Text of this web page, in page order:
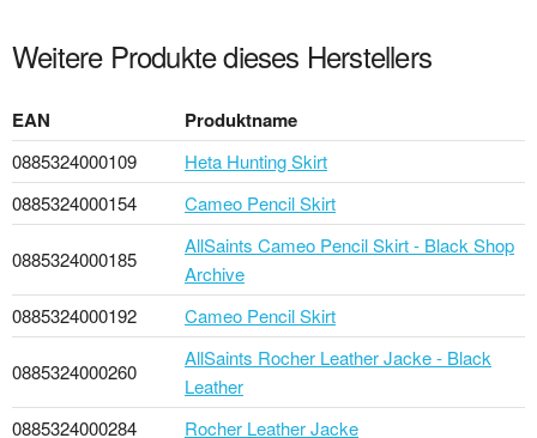
Weitere Produkte dieses Herstellers
EAN Produktname
0885324000109
Heta Hunting Skirt
0885324000154
Cameo Pencil Skirt
0885324000185
AllSaints Cameo Pencil Skirt - Black Shop
Archive
0885324000192
Cameo Pencil Skirt
0885324000260
AllSaints Rocher Leather Jacke - Black
Leather
0885324000284
Rocher Leather Jacke